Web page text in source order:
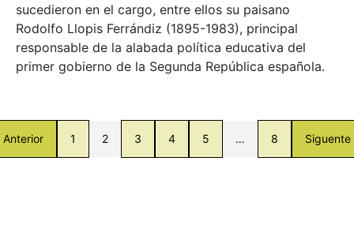
sucedieron en el cargo, entre ellos su paisano
Rodolfo Llopis Ferrándiz (1895-1983), principal
responsable de la alabada política educativa del
primer gobierno de la Segunda República española.
Anterior 1 2 3 4 5 … 8 Siguente